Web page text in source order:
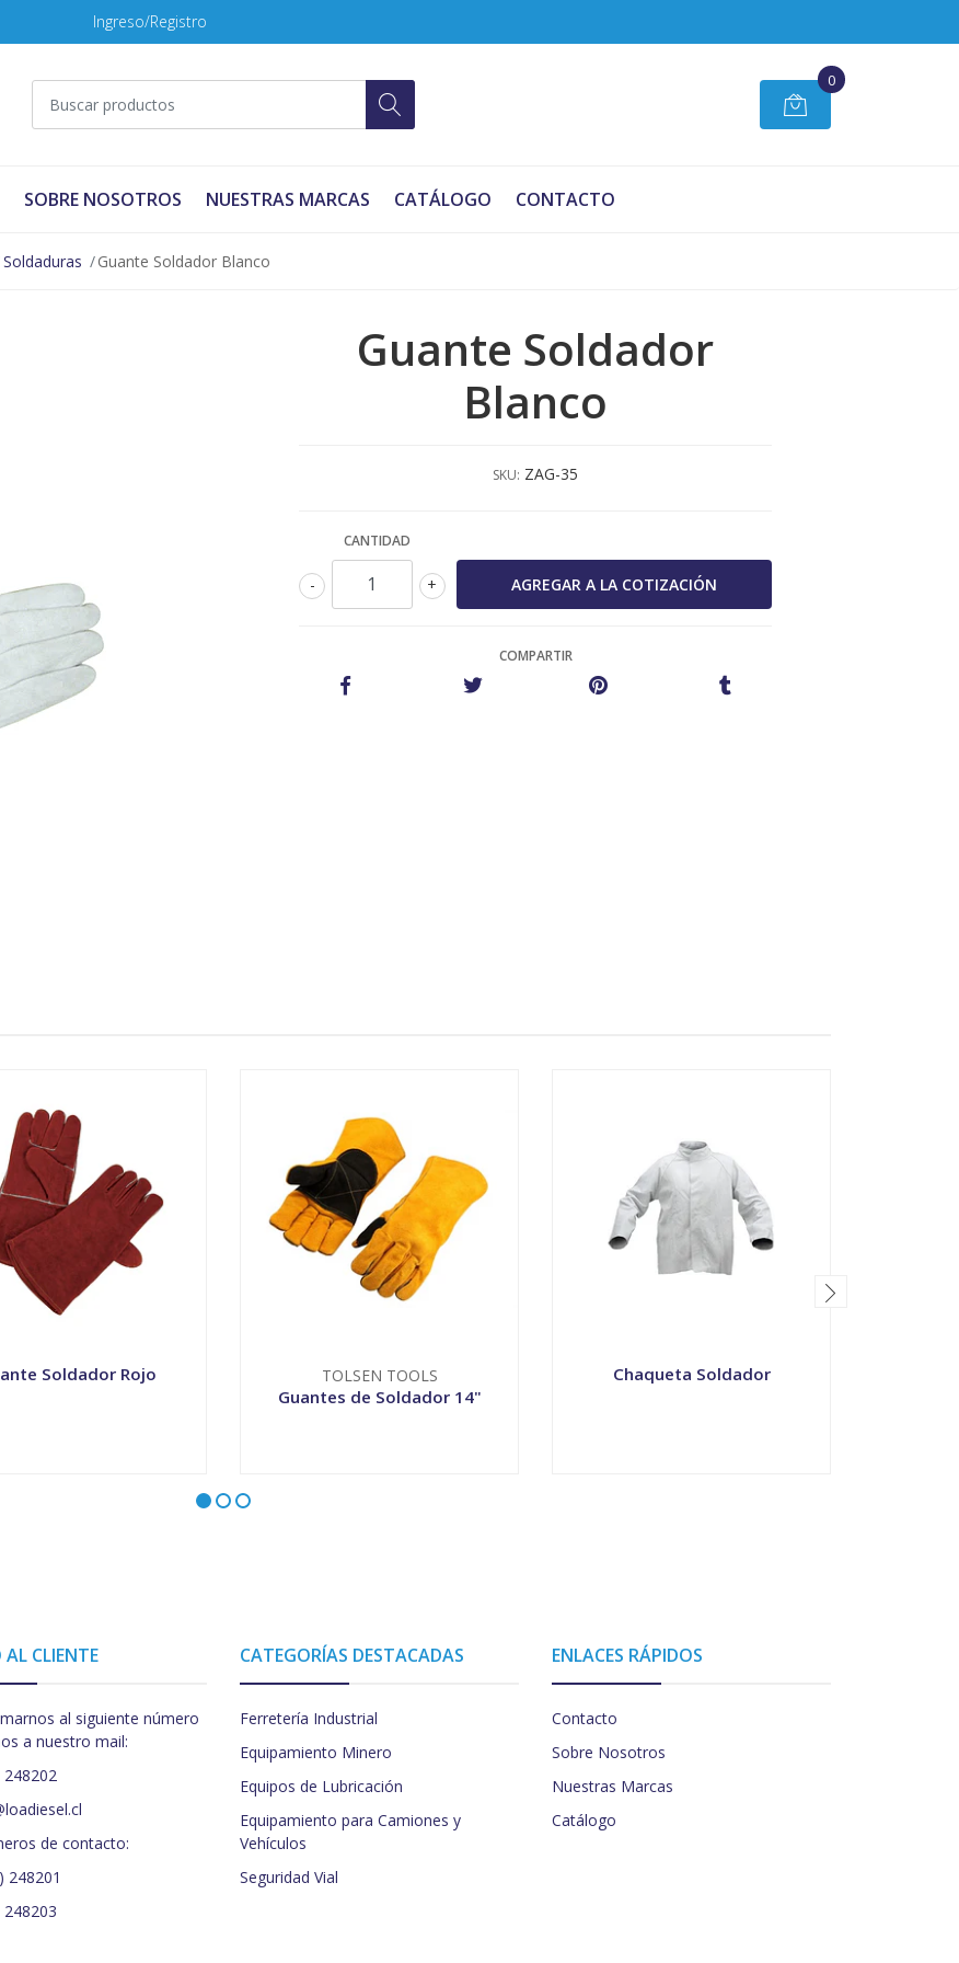
Ingreso/Registro
0
SOBRE NOSOTROS NUESTRAS MARCAS CATÁLOGO CONTACTO
Soldaduras Guante Soldador Blanco
Guante Soldador
Blanco
SKU: ZAG-35
CANTIDAD
+
-
COMPARTIR
Soldador Rojo TOLSEN TOOLS
Guantes de Soldador 14"
Chaqueta Soldador
AL CLIENTE
al siguiente número
a nuestro mail:
248202
de contacto:
248201
CATEGORÍAS DESTACADAS
Ferretería Industrial
Equipamiento Minero
Equipos de Lubricación
Equipamiento para Camiones y
Vehículos
Seguridad Vial
ENLACES RÁPIDOS
Contacto
Sobre Nosotros
Nuestras Marcas
Catálogo